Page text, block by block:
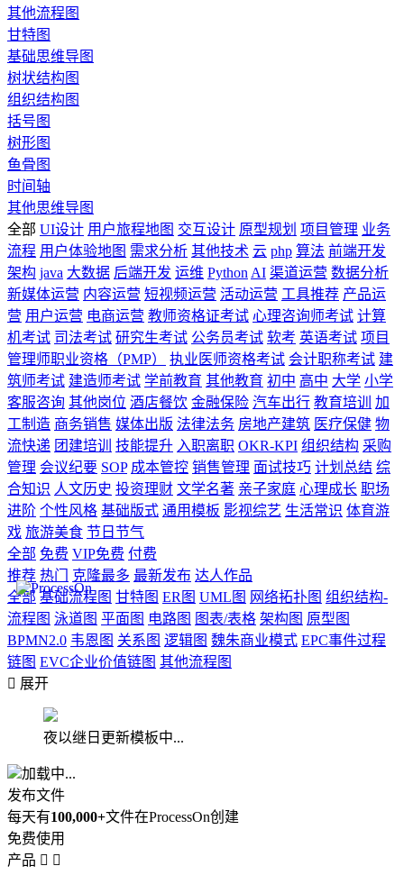
其他流程图
甘特图
基础思维导图
树状结构图
组织结构图
括号图
树形图
鱼骨图
时间轴
其他思维导图
全部 UI设计 用户旅程地图 交互设计 原型规划 项目管理 业务
流程 用户体验地图 需求分析 其他技术 云 php 算法 前端开发
架构 java 大数据 后端开发 运维 Python AI 渠道运营 数据分析
新媒体运营 内容运营 短视频运营 活动运营 工具推荐 产品运
营 用户运营 电商运营 教师资格证考试 心理咨询师考试 计算
机考试 司法考试 研究生考试 公务员考试 软考 英语考试 项目
管理师职业资格（PMP）
执业医师资格考试 会计职称考试 建
筑师考试 建造师考试 学前教育 其他教育 初中 高中 大学 小学
客服咨询 其他岗位 酒店餐饮 金融保险 汽车出行 教育培训
加
工制造 商务销售 媒体出版 法律法务 房地产建筑 医疗保健 物
流快递 团建培训 技能提升 入职离职 OKR-KPI 组织结构 采购
管理 会议纪要 SOP 成本管控 销售管理 面试技巧 计划总结 综
合知识 人文历史 投资理财 文学名著 亲子家庭 心理成长 职场
进阶 个性风格 基础版式 通用模板 影视综艺 生活常识 体育游
戏 旅游美食 节日节气
全部 免费 VIP免费 付费
推荐 热门 克隆最多 最新发布 达人作品
全部 基础流程图 甘特图 ER图 UML图 网络拓扑图 组织结构-
流程图 泳道图 平面图 电路图 图表/表格 架构图 原型图
BPMN2.0 韦恩图 关系图 逻辑图 魏朱商业模式 EPC事件过程
链图 EVC企业价值链图 其他流程图
 展开
夜以继日更新模板中...
加载中...
发布文件
每天有100,000+文件在ProcessOn创建
免费使用
产品  